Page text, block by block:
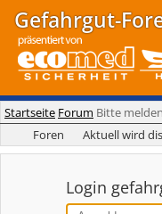
Gefahrgut-
Startseite Forum Bitte
Foren
Aktuell wird
Login